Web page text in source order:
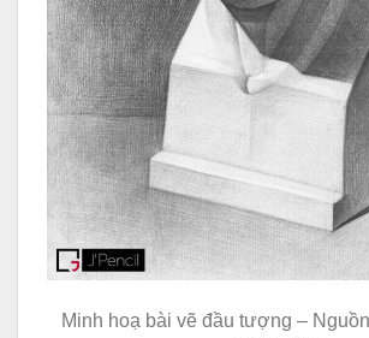
Minh hoạ bài vẽ đầu tượng –